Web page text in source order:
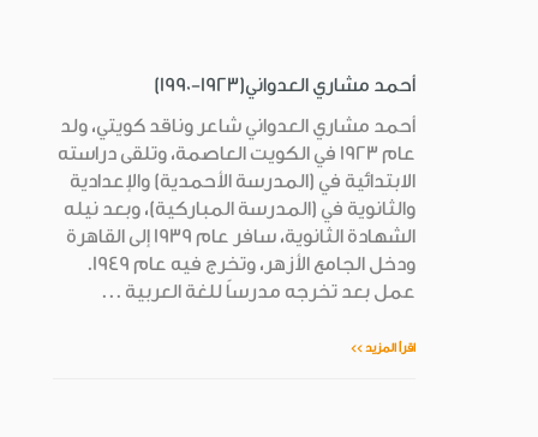
أحمد مشاري العدواني(1923-1990)
أحمد مشاري العدواني شاعر وناقد كويتي، ولد
عام 1923 في الكويت العاصمة، وتلقى دراسته
الابتدائية في (المدرسة الأحمدية) والإعدادية
والثانوية في (المدرسة المباركية)، وبعد نيله
الشهادة الثانوية، سافر عام 1939 إلى القاهرة
ودخل الجامع الأزهر، وتخرج فيه عام 1949.
عمل بعد تخرجه مدرساً للغة العربية ...
اقرأ المزيد >>